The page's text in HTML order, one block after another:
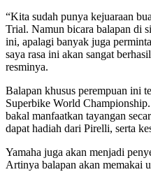
“Kita sudah punya kejuaraan
Trial. Namun bicara balapan di
ini, apalagi banyak juga
saya rasa ini akan sangat
resminya.
Balapan khusus perempuan ini
Superbike World
bakal manfaatkan tayangan
dapat hadiah dari Pirelli, serta
Yamaha juga akan menjadi
Artinya balapan akan memakai